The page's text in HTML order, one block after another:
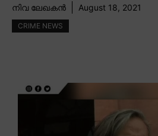
നിവ ലേഖകൻ August 18, 2021
CRIME NEWS